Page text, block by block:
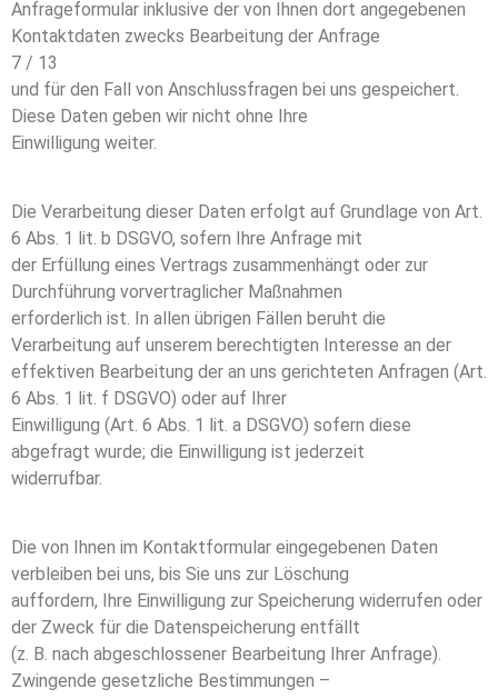
Anfrageformular inklusive der von Ihnen dort angegebenen
Kontaktdaten zwecks Bearbeitung der Anfrage
7 / 13
und für den Fall von Anschlussfragen bei uns gespeichert.
Diese Daten geben wir nicht ohne Ihre
Einwilligung weiter.
Die Verarbeitung dieser Daten erfolgt auf Grundlage von Art.
6 Abs. 1 lit. b DSGVO, sofern Ihre Anfrage mit
der Erfüllung eines Vertrags zusammenhängt oder zur
Durchführung vorvertraglicher Maßnahmen
erforderlich ist. In allen übrigen Fällen beruht die
Verarbeitung auf unserem berechtigten Interesse an der
effektiven Bearbeitung der an uns gerichteten Anfragen (Art.
6 Abs. 1 lit. f DSGVO) oder auf Ihrer
Einwilligung (Art. 6 Abs. 1 lit. a DSGVO) sofern diese
abgefragt wurde; die Einwilligung ist jederzeit
widerrufbar.
Die von Ihnen im Kontaktformular eingegebenen Daten
verbleiben bei uns, bis Sie uns zur Löschung
auffordern, Ihre Einwilligung zur Speicherung widerrufen oder
der Zweck für die Datenspeicherung entfällt
(z. B. nach abgeschlossener Bearbeitung Ihrer Anfrage).
Zwingende gesetzliche Bestimmungen –